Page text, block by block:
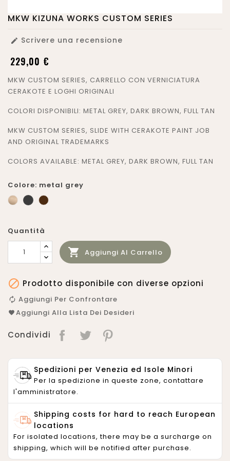
MKW KIZUNA WORKS CUSTOM SERIES
 Scrivere una recensione
229,00 €
MKW CUSTOM SERIES, CARRELLO CON VERNICIATURA
CERAKOTE E LOGHI ORIGINALI
COLORI DISPONIBILI: METAL GREY, DARK BROWN, FULL TAN
MKW CUSTOM SERIES, SLIDE WITH CERAKOTE PAINT JOB
AND ORIGINAL TRADEMARKS
COLORS AVAILABLE: METAL GREY, DARK BROWN, FULL TAN
Colore: metal grey
TanmetalBROWN
Quantità
 Aggiungi Al Carrello
 Prodotto disponibile con diverse opzioni
Aggiungi Per Confrontare
Aggiungi Alla Lista Dei Desideri
Condividi
Spedizioni per Venezia ed Isole Minori
Per la spedizione in queste zone, contattare
l'amministratore.
Shipping costs for hard to reach European
locations
For isolated locations, there may be a surcharge on
shipping, which will be notified after purchase.